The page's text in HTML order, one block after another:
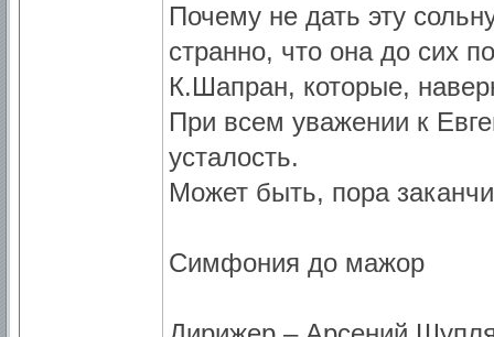
Почему не дать эту
странно, что она до сих
К.Шапран, которые,
При всем уважении к
усталость.
Может быть, пора
Симфония до мажор